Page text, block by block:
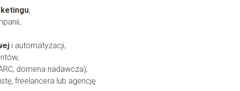
,
i automatyzacji,
domena nadawcza),
freelancera lub agencję.